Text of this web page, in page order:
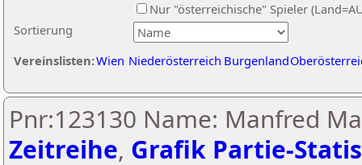
Sortierung
Nur "österreichische" Spieler
Vereinslisten:Wien Niederösterreich Burgenland
Pnr:123130 Name: Manfred
Zeitreihe, Grafik Partie-